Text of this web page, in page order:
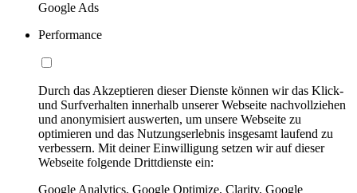
Google Ads
Performance
Durch das Akzeptieren dieser Dienste können wir das Klick-
und Surfverhalten innerhalb unserer Webseite nachvollziehen
und anonymisiert auswerten, um unsere Webseite zu
optimieren und das Nutzungserlebnis insgesamt laufend zu
verbessern. Mit deiner Einwilligung setzen wir auf dieser
Webseite folgende Drittdienste ein:
Google Analytics, Google Optimize, Clarity, Google